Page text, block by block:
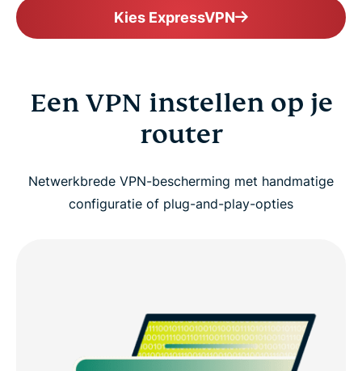
Kies ExpressVPN
Een VPN instellen op je
router
Netwerkbrede VPN-bescherming met handmatige
configuratie of plug-and-play-opties